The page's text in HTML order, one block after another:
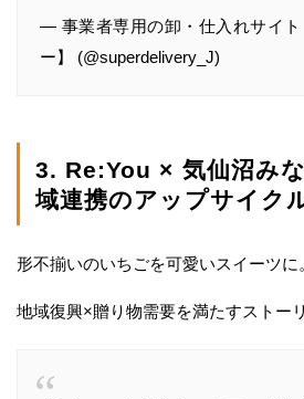
— 事業者専用の卸・仕入れサイト
ー】 (@superdelivery_J)
3. Re:You × 気仙沼み
域連携のアップサイク
形不揃いのいちごを可愛いスイーツに
地域復興×贈り物需要を満たすストー